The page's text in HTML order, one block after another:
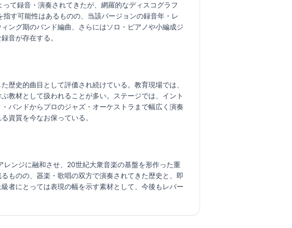
て録音・演奏されてきたが、網羅的なディスコグラフ
す可能性はあるものの、当該バージョンの録音年・レ
ング期のバンド編曲、さらにはソロ・ピアノや小編成ジ
音が存在する。
歴史的曲目として評価され続けている。教育現場では、
教材として扱われることが多い。ステージでは、イント
バンドからプロのジャズ・オーケストラまで幅広く演奏
資質を今なお保っている。
ンジに融和させ、20世紀大衆音楽の基盤を形作った重
ものの、器楽・歌唱の双方で演奏されてきた歴史と、即
者にとっては表現の幅を示す素材として、今後もレパー